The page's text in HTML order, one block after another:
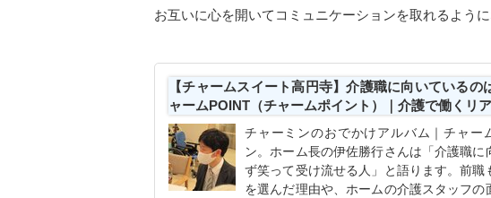
お互いに心を開いてコミュニケーションを取れるように
【チャームスイート高円寺】介護職に向いている
ャームPOINT（チャームポイント）｜介護で働くリ
チャーミンのおでかけアルバム｜チャ
ン。ホーム長の伊佐勝行さんは「介護職
ず笑って受け流せる人」と語ります。前
を選んだ理由や、ホームの介護スタッフ